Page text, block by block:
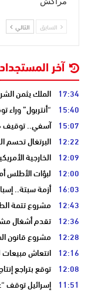
السابق التالي
آخر المستجداد
17:34 الملك يثمن
15:40 “أنتربول”
15:07 آسفي.. توقيف 6 أشخاص بجمعة سحيم للاشتباه في التنقيب عن الكنوز .
12:22 البرتغال تحسم التنظيم
12:09 الخارجية
12:00 لبؤات الأطلس
16:03 أزمة سبتة..
12:43 مشروع تتمة
12:36 تقدم أشغال مشروع
12:28 مشروع قانون المالية 2027 .. الحكومة تحدد
12:16 انتعاش
12:08 توقع بتراجع
11:51 إسرائيل توقف